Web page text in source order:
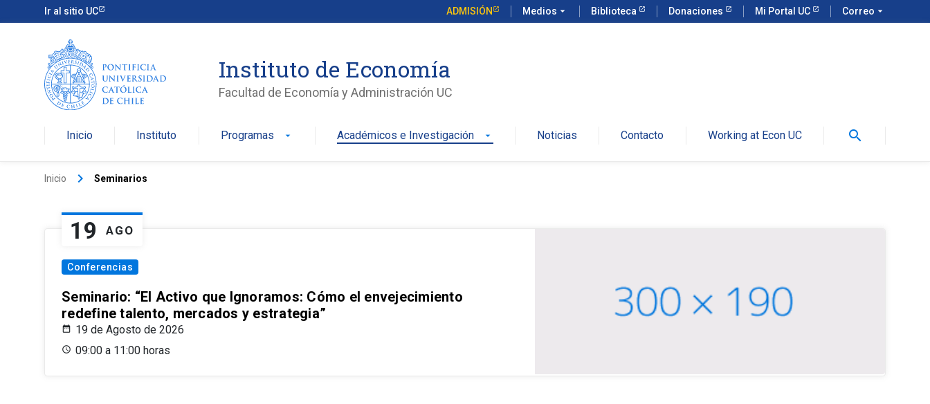
Ir al sitio UC ADMISIÓN Medios arrow_drop_down Biblioteca Donaciones Mi Portal UC Correo arrow_drop_down
Instituto de Economía
Facultad de Economía y Administración UC
Inicio Instituto Programas arrow_drop_down Académicos e Investigación arrow_drop_down Noticias Contacto Working at Econ UC search
Inicio keyboard_arrow_right Seminarios
19 AGO
Conferencias
Seminario: “El Activo que Ignoramos: Cómo el envejecimiento
redefine talento, mercados y estrategia”
19 de Agosto de 2026
09:00 a 11:00 horas